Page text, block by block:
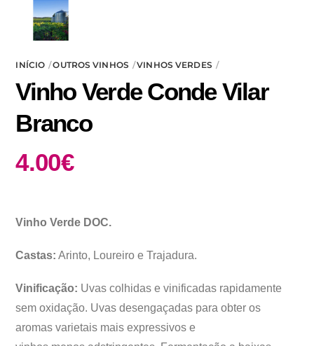
INÍCIO OUTROS VINHOS VINHOS VERDES
Vinho Verde Conde Vilar
Branco
4.00€
Vinho Verde DOC.
Castas: Arinto, Loureiro e Trajadura.
Vinificação: Uvas colhidas e vinificadas rapidamente
sem oxidação. Uvas desengaçadas para obter os
aromas varietais mais expressivos e